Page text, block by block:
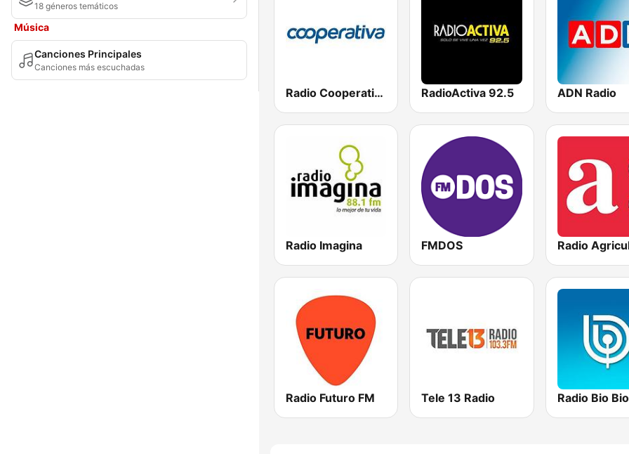
18 géneros temáticos
Música
Canciones Principales
Canciones más escuchadas
Radio Cooperativa RadioActiva 92.5 ADN Radio
Radio Imagina FMDOS Radio
Radio Futuro FM Tele 13 Radio